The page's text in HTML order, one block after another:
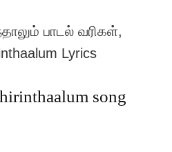
பாடல் வரிகள்,
Lyrics
song